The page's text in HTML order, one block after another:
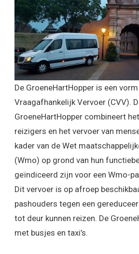
De GroeneHartHopper is een
Vraagafhankelijk Vervoer (CVV).
GroeneHartHopper combineert
reizigers en het vervoer van
kader van de Wet
(Wmo) op grond van hun
geïndiceerd zijn voor een Wmo-
Dit vervoer is op afroep
pashouders tegen een
tot deur kunnen reizen. De
met busjes en taxi’s.